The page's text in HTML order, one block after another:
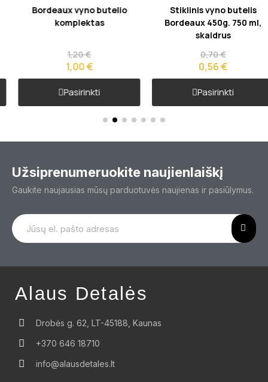
Greita peržiūra
Bordeaux vyno butelio
komplektas
1,20 €
1,00 €
Pasirinkti
Greita peržiūra
Stiklinis vyno butelis
Bordeaux 450g. 750 ml,
skaidrus
0,70 €
0,56 €
Pasirinkti
Užsiprenumeruokite naujienlaiškį
Gaukite naujausias mūsų parduotuvės naujienas ir pasiūlymus.
Alaus Detalės
Drobės g. 62, LT-45188, Kaunas
+370 646 18710
info@alausdetales.lt